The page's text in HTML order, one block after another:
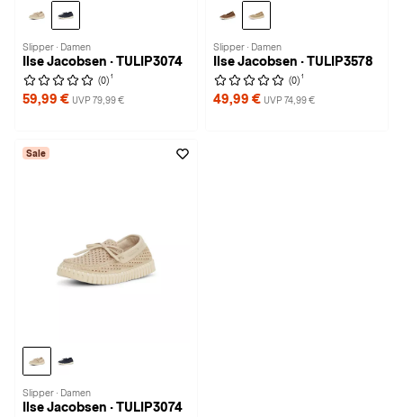
Slipper · Damen
Ilse Jacobsen · TULIP3074
(0) 1
59,99 € UVP 79,99 €
Slipper · Damen
Ilse Jacobsen · TULIP3578
(0) 1
49,99 € UVP 74,99 €
Sale
Slipper · Damen
Ilse Jacobsen · TULIP3074